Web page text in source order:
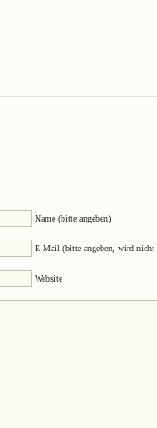
Name (bitte angeben)
E-Mail (bitte angeben, wird nicht
Website